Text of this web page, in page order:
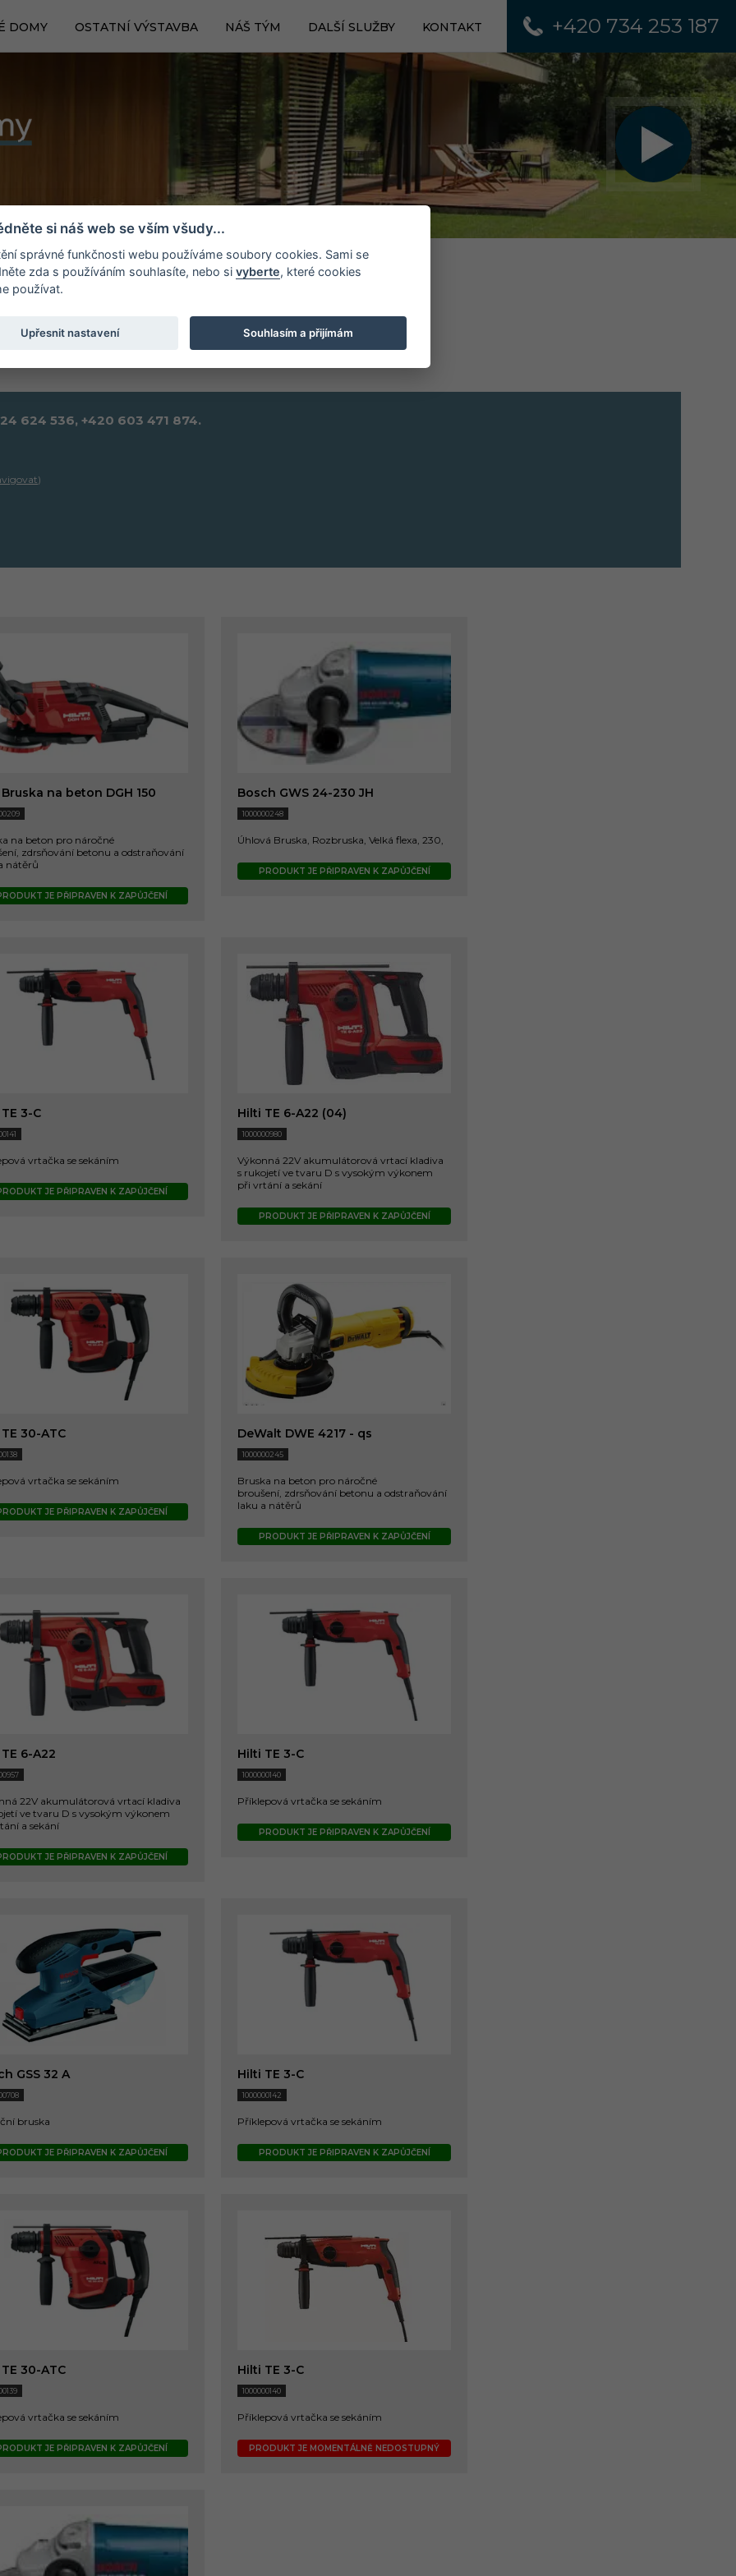
DOMY OSTATNÍ VÝSTAVBA NÁŠ TÝM DALŠÍ SLUŽBY KONTAKT +420 734 253 187
624 536, +420 603 471 874.
)
na beton DGH 150
na beton pro náročné
zdrsňování betonu a odstraňování
nátěrů
JE PŘIPRAVEN K ZAPŮJČENÍ
Bosch GWS 24-230 JH
1000000248
Úhlová Bruska, Rozbruska, Velká flexa, 230,
PRODUKT JE PŘIPRAVEN K ZAPŮJČENÍ
3-C
vrtačka se sekáním
JE PŘIPRAVEN K ZAPŮJČENÍ
Hilti TE 6-A22 (04)
1000000980
Výkonná 22V akumulátorová vrtací kladiva
s rukojetí ve tvaru D s vysokým výkonem
při vrtání a sekání
PRODUKT JE PŘIPRAVEN K ZAPŮJČENÍ
30-ATC
vrtačka se sekáním
JE PŘIPRAVEN K ZAPŮJČENÍ
DeWalt DWE 4217 - qs
1000000245
Bruska na beton pro náročné
broušení, zdrsňování betonu a odstraňování
laku a nátěrů
PRODUKT JE PŘIPRAVEN K ZAPŮJČENÍ
6-A22
22V akumulátorová vrtací kladiva
ve tvaru D s vysokým výkonem
a sekání
JE PŘIPRAVEN K ZAPŮJČENÍ
Hilti TE 3-C
1000000140
Příklepová vrtačka se sekáním
PRODUKT JE PŘIPRAVEN K ZAPŮJČENÍ
GSS 32 A
bruska
JE PŘIPRAVEN K ZAPŮJČENÍ
Hilti TE 3-C
1000000142
Příklepová vrtačka se sekáním
PRODUKT JE PŘIPRAVEN K ZAPŮJČENÍ
30-ATC
vrtačka se sekáním
JE PŘIPRAVEN K ZAPŮJČENÍ
Hilti TE 3-C
1000000140
Příklepová vrtačka se sekáním
PRODUKT JE MOMENTÁLNĚ NEDOSTUPNÝ
si náš web se vším všudy...
správné funkčnosti webu používáme soubory cookies. Sami se
zda s používáním souhlasíte, nebo si vyberte, které cookies
používat.
Souhlasím a přijímám
Upřesnit nastavení